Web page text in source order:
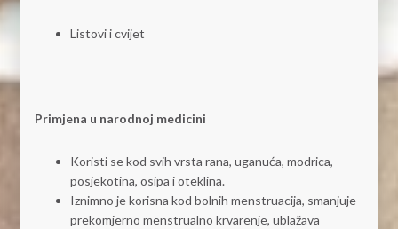
Listovi i cvijet
Primjena u narodnoj medicini
Koristi se kod svih vrsta rana, uganuća, modrica,
posjekotina, osipa i oteklina.
Iznimno je korisna kod bolnih menstruacija, smanjuje
prekomjerno menstrualno krvarenje, ublažava